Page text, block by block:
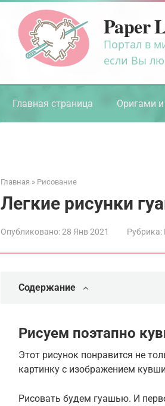
Paper
Портал в
если Вы
Главная страница Оригами
Главная » Рисование
Легкие рисунки
Опубликовано:28 Янв 2021 Рубрика:
Содержание
Рисуем поэтапно
Этот рисунок понравится не
картинку с изображением
Рисовать будем гуашью. И